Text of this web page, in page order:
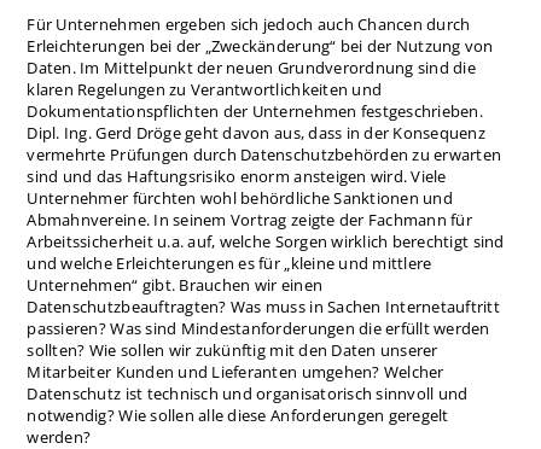
Für Unternehmen ergeben sich jedoch auch Chancen durch
Erleichterungen bei der „Zweckänderung“ bei der Nutzung von
Daten. Im Mittelpunkt der neuen Grundverordnung sind die
klaren Regelungen zu Verantwortlichkeiten und
Dokumentationspflichten der Unternehmen festgeschrieben.
Dipl. Ing. Gerd Dröge geht davon aus, dass in der Konsequenz
vermehrte Prüfungen durch Datenschutzbehörden zu erwarten
sind und das Haftungsrisiko enorm ansteigen wird. Viele
Unternehmer fürchten wohl behördliche Sanktionen und
Abmahnvereine. In seinem Vortrag zeigte der Fachmann für
Arbeitssicherheit u.a. auf, welche Sorgen wirklich berechtigt sind
und welche Erleichterungen es für „kleine und mittlere
Unternehmen“ gibt. Brauchen wir einen
Datenschutzbeauftragten? Was muss in Sachen Internetauftritt
passieren? Was sind Mindestanforderungen die erfüllt werden
sollten? Wie sollen wir zukünftig mit den Daten unserer
Mitarbeiter Kunden und Lieferanten umgehen? Welcher
Datenschutz ist technisch und organisatorisch sinnvoll und
notwendig? Wie sollen alle diese Anforderungen geregelt
werden?